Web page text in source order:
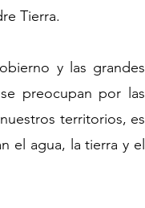
Tierra.
y las grandes
preocupan por las
territorios, es
el agua, la tierra y el